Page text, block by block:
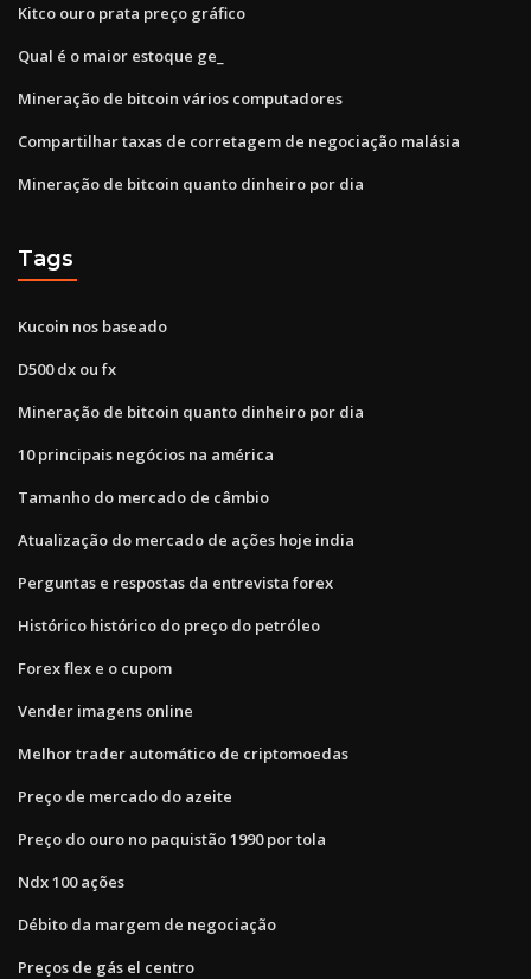
Kitco ouro prata preço gráfico
Qual é o maior estoque ge_
Mineração de bitcoin vários computadores
Compartilhar taxas de corretagem de negociação malásia
Mineração de bitcoin quanto dinheiro por dia
Tags
Kucoin nos baseado
D500 dx ou fx
Mineração de bitcoin quanto dinheiro por dia
10 principais negócios na américa
Tamanho do mercado de câmbio
Atualização do mercado de ações hoje india
Perguntas e respostas da entrevista forex
Histórico histórico do preço do petróleo
Forex flex e o cupom
Vender imagens online
Melhor trader automático de criptomoedas
Preço de mercado do azeite
Preço do ouro no paquistão 1990 por tola
Ndx 100 ações
Débito da margem de negociação
Preços de gás el centro